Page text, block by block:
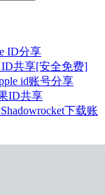
ID分享
ID共享[安全免费]
id账号分享
ID共享
下载账